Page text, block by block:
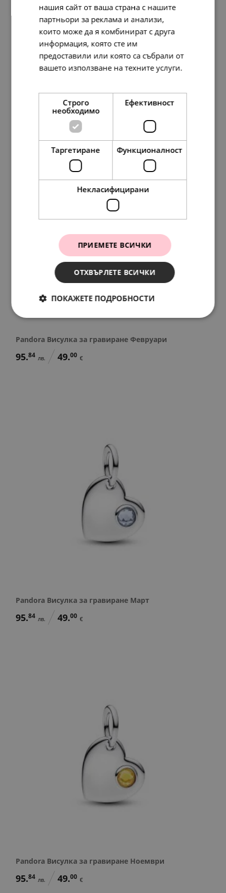
49.00
Pandora Висулка за гравиране Февруари
95.84 лв. 49.00 €
Pandora Висулка за гравиране Март
95.84 лв. 49.00 €
Pandora Висулка за гравиране Ноември
95.84 лв. 49.00 €
нашия сайт от ваша страна с нашите
партньори за реклама и анализи,
които може да я комбинират с друга
информация, която сте им
предоставили или която са събрали от
вашето използване на техните услуги.
Строго
необходимо
Ефективност
Таргетиране Функционалност
Некласифицирани
ПРИЕМЕТЕ ВСИЧКИ
ОТХВЪРЛЕТЕ ВСИЧКИ
ПОКАЖЕТЕ ПОДРОБНОСТИ